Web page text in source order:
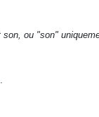
ou "son"